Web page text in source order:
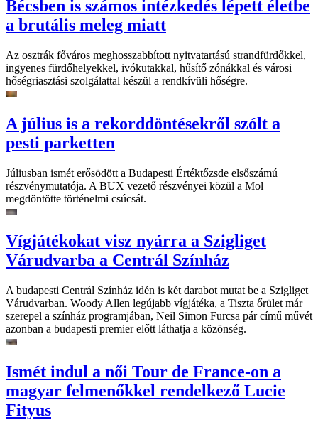
Bécsben is számos intézkedés lépett életbe
a brutális meleg miatt
Az osztrák főváros meghosszabbított nyitvatartású strandfürdőkkel,
ingyenes fürdőhelyekkel, ivókutakkal, hűsítő zónákkal és városi
hőségriasztási szolgálattal készül a rendkívüli hőségre.
A július is a rekorddöntésekről szólt a
pesti parketten
Júliusban ismét erősödött a Budapesti Értéktőzsde elsőszámú
részvénymutatója. A BUX vezető részvényei közül a Mol
megdöntötte történelmi csúcsát.
Vígjátékokat visz nyárra a Szigliget
Várudvarba a Centrál Színház
A budapesti Centrál Színház idén is két darabot mutat be a Szigliget
Várudvarban. Woody Allen legújabb vígjátéka, a Tiszta őrület már
szerepel a színház programjában, Neil Simon Furcsa pár című művét
azonban a budapesti premier előtt láthatja a közönség.
Ismét indul a női Tour de France-on a
magyar felmenőkkel rendelkező Lucie
Fityus